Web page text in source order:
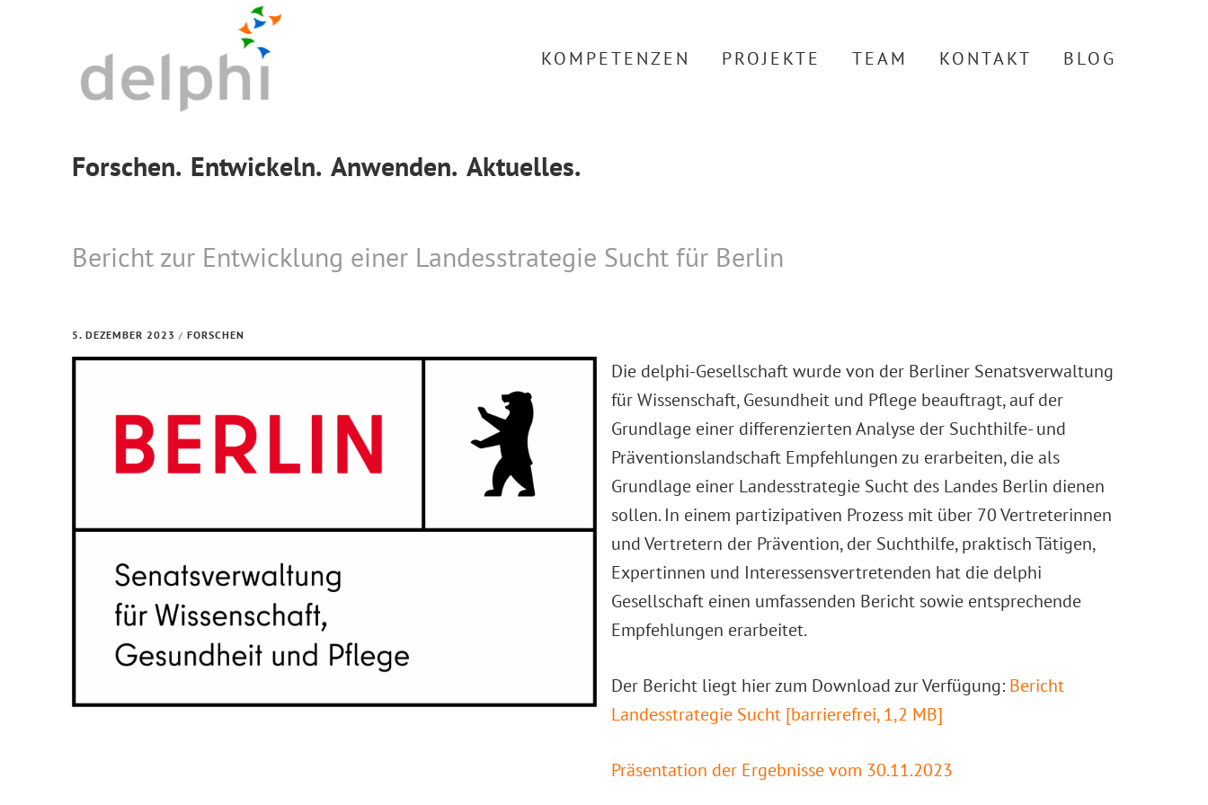
primary
navigation
main
content
footer
KOMPETENZEN PROJEKTE TEAM KONTAKT BLOG
Forschen. Entwickeln. Anwenden. Aktuelles.
Bericht zur Entwicklung einer Landesstrategie Sucht für Berlin
5. DEZEMBER 2023 / FORSCHEN
Die delphi-Gesellschaft wurde von der Berliner Senatsverwaltung
für Wissenschaft, Gesundheit und Pflege beauftragt, auf der
Grundlage einer differenzierten Analyse der Suchthilfe- und
Präventionslandschaft Empfehlungen zu erarbeiten, die als
Grundlage einer Landesstrategie Sucht des Landes Berlin dienen
sollen. In einem partizipativen Prozess mit über 70 Vertreterinnen
und Vertretern der Prävention, der Suchthilfe, praktisch Tätigen,
Expertinnen und Interessensvertretenden hat die delphi
Gesellschaft einen umfassenden Bericht sowie entsprechende
Empfehlungen erarbeitet.
Der Bericht liegt hier zum Download zur Verfügung: Bericht
Landesstrategie Sucht [barrierefrei, 1,2 MB]
Präsentation der Ergebnisse vom 30.11.2023